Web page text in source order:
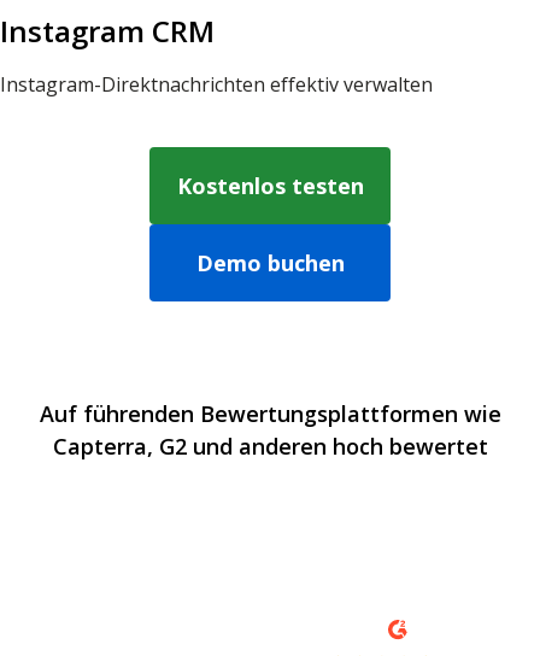
Іnstagram CRM
Instagram-Direktnachrichten effektiv verwalten
Kostenlos testen
Demo buchen
Auf führenden Bewertungsplattformen wie
Capterra, G2 und anderen hoch bewertet